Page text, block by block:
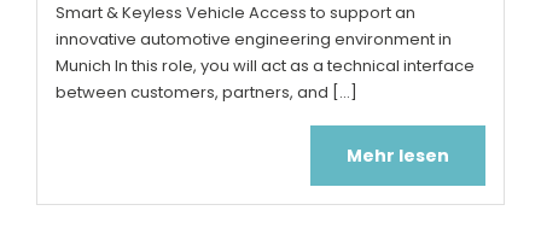
Smart & Keyless Vehicle Access to support an
innovative automotive engineering environment in
Munich In this role, you will act as a technical interface
between customers, partners, and [...]
Mehr lesen